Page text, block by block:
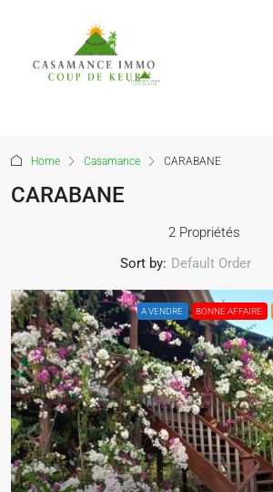
Home Casamance CARABANE
CARABANE
2 Propriétés
Sort by: Default Order
A VENDRE BONNE AFFAIRE